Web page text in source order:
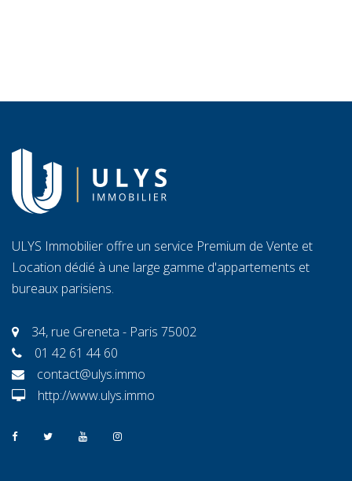
ULYS Immobilier offre un service Premium de Vente et
Location dédié à une large gamme d'appartements et
bureaux parisiens.
34, rue Greneta - Paris 75002
01 42 61 44 60
contact@ulys.immo
http://www.ulys.immo